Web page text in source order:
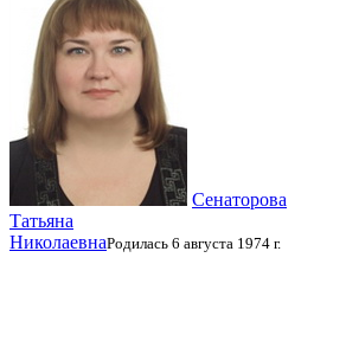
Сенаторова
Татьяна
НиколаевнаРодилась 6 августа 1974 г.